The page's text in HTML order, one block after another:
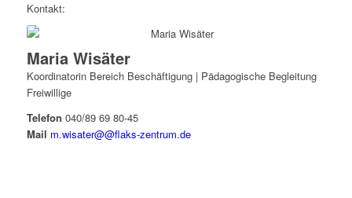
Kontakt:
Maria Wisäter
Koordinatorin Bereich Beschäftigung | Pädagogische Begleitung
Freiwillige
Telefon 040/89 69 80-45
Mail m.wisater@@flaks-zentrum.de